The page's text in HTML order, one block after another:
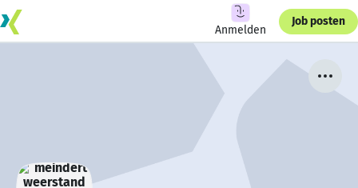
Anmelden
Job posten